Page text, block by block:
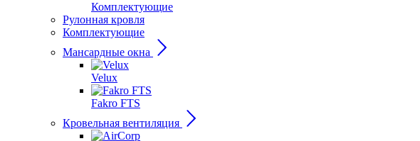
Комплектующие
Рулонная кровля
Комплектующие
Мансардные окна
Velux
Fakro FTS
Кровельная вентиляция